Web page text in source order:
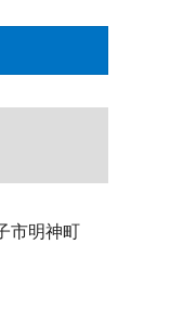
市明神町